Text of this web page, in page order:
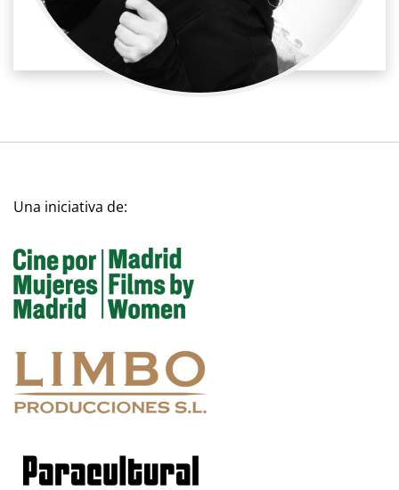
Cine / Cámara
Asistente operadora de cámara
Una iniciativa de: